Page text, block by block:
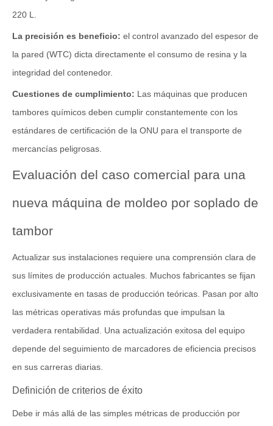
220 L.
La precisión es beneficio: el control avanzado del espesor de
la pared (WTC) dicta directamente el consumo de resina y la
integridad del contenedor.
Cuestiones de cumplimiento: Las máquinas que producen
tambores químicos deben cumplir constantemente con los
estándares de certificación de la ONU para el transporte de
mercancías peligrosas.
Evaluación del caso comercial para una
nueva máquina de moldeo por soplado de
tambor
Actualizar sus instalaciones requiere una comprensión clara de
sus límites de producción actuales. Muchos fabricantes se fijan
exclusivamente en tasas de producción teóricas. Pasan por alto
las métricas operativas más profundas que impulsan la
verdadera rentabilidad. Una actualización exitosa del equipo
depende del seguimiento de marcadores de eficiencia precisos
en sus carreras diarias.
Definición de criterios de éxito
Debe ir más allá de las simples métricas de producción por